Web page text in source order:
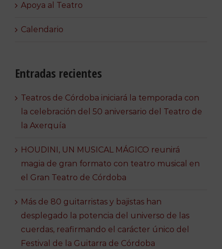
Apoya al Teatro
Calendario
Entradas recientes
Teatros de Córdoba iniciará la temporada con
la celebración del 50 aniversario del Teatro de
la Axerquía
HOUDINI, UN MUSICAL MÁGICO reunirá
magia de gran formato con teatro musical en
el Gran Teatro de Córdoba
Más de 80 guitarristas y bajistas han
desplegado la potencia del universo de las
cuerdas, reafirmando el carácter único del
Festival de la Guitarra de Córdoba